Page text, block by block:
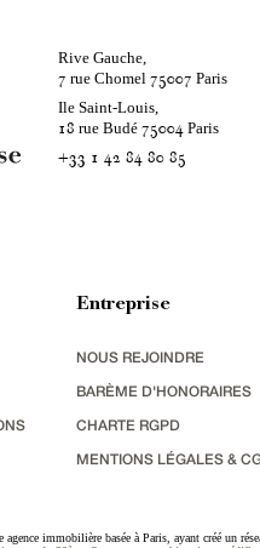
Rive Gauche,
7 rue Chomel 75007 Paris
Ile Saint-Louis,
18 rue Budé 75004Paris
+33 1 42 84 80 85
Entreprise
NOUS REJOINDRE
BARÈME D'HONORAIRES
CHARTE RGPD
MENTIONS LÉGALES &
agence immobilière basée à Paris, ayant créé un